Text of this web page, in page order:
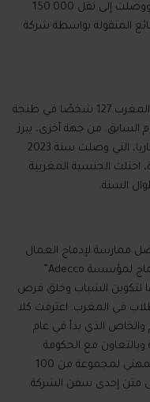
ووصلت إلى نقل 150.000
المنقولة بواسطة شركة
المغرب 127 شخصًا في طنجة
السابق. من جهة أخرى، يبرز
التي وصلت سنة 2023
الجنسية المغربية
السنة.
ممارسة لإدماج العمال
لمؤسسة Adecco
”
لتكوين الشباب وخلق فرص
في المغرب. اعترفت كلا
والخاص الذي بدأ في عام
مع الحكومة
المهني لمجموعة من 100
متن إحدى سفن الشركة.